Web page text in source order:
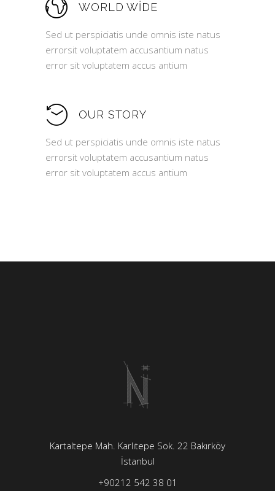
WORLD WIDE
Sed ut perspiciatis unde omnis iste natus
errorsit voluptatem accusantium natus
error sit voluptatem accus antium
OUR STORY
Sed ut perspiciatis unde omnis iste natus
errorsit voluptatem accusantium natus
error sit voluptatem accus antium
Kartaltepe Mah. Karlıtepe Sok. 22 Bakırköy
İstanbul
+90212 542 38 01